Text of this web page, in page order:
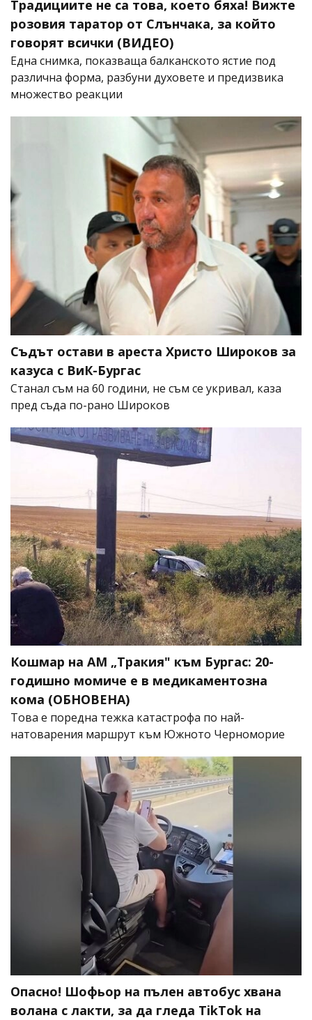
Традициите не са това, което бяха! Вижте
розовия таратор от Слънчака, за който
говорят всички (ВИДЕО)
Една снимка, показваща балканското ястие под
различна форма, разбуни духовете и предизвика
множество реакции
Съдът остави в ареста Христо Широков за
казуса с ВиК-Бургас
Станал съм на 60 години, не съм се укривал, каза
пред съда по-рано Широков
Кошмар на АМ „Тракия" към Бургас: 20-
годишно момиче е в медикаментозна
кома (ОБНОВЕНА)
Това е поредна тежка катастрофа по най-
натоварения маршрут към Южното Черноморие
Опасно! Шофьор на пълен автобус хвана
волана с лакти, за да гледа TikTok на